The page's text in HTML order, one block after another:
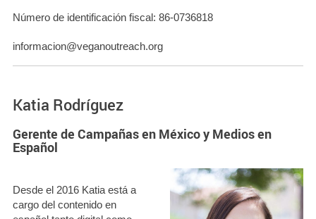
Número de identificación fiscal: 86-0736818
informacion@veganoutreach.org
Katia Rodríguez
Gerente de Campañas en México y Medios en
Español
Desde el 2016 Katia está a
cargo del contenido en